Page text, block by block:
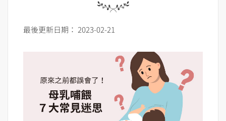
最後更新日期： 2023-02-21